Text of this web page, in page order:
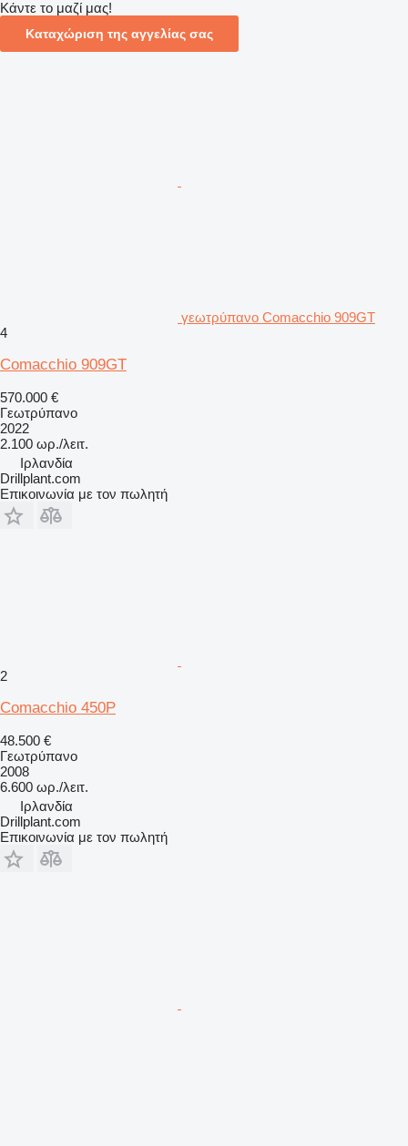
Κάντε το μαζί μας!
Καταχώριση της αγγελίας σας
γεωτρύπανο Comacchio 909GT
4
Comacchio 909GT
570.000 €
Γεωτρύπανο
2022
2.100 ωρ./λειτ.
Ιρλανδία
Drillplant.com
Επικοινωνία με τον πωλητή
2
Comacchio 450P
48.500 €
Γεωτρύπανο
2008
6.600 ωρ./λειτ.
Ιρλανδία
Drillplant.com
Επικοινωνία με τον πωλητή